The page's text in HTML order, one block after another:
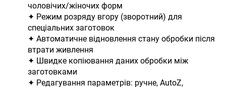
чоловічих/жіночих форм
✦ Режим розряду вгору (зворотний) для
спеціальних заготовок
✦ Автоматичне відновлення стану обробки після
втрати живлення
✦ Швидке копіювання даних обробки між
заготовками
✦ Редагування параметрів: ручне, AutoZ,